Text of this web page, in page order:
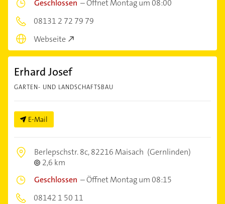
Geschlossen –Öffnet Montag um 08:00
08131 2 72 79 79
Webseite
Erhard Josef
GARTEN- UND LANDSCHAFTSBAU
E-Mail
Berlepschstr. 8c,82216 Maisach (Gernlinden)
2,6 km
Geschlossen –Öffnet Montag um 08:15
08142 1 50 11